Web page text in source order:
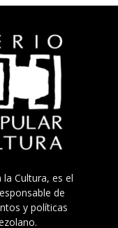
Cultura, es el
de
y políticas